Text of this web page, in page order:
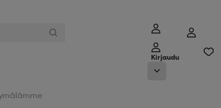
Kirjaudu